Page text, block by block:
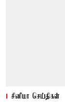
சினிமா செய்திகள்